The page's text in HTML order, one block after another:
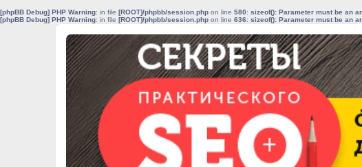
[phpBB Debug] PHP Warning: in file [ROOT]/phpbb/session.php on line 580: sizeof(): Parameter must be an
[phpBB Debug] PHP Warning: in file [ROOT]/phpbb/session.php on line 636: sizeof(): Parameter must be an